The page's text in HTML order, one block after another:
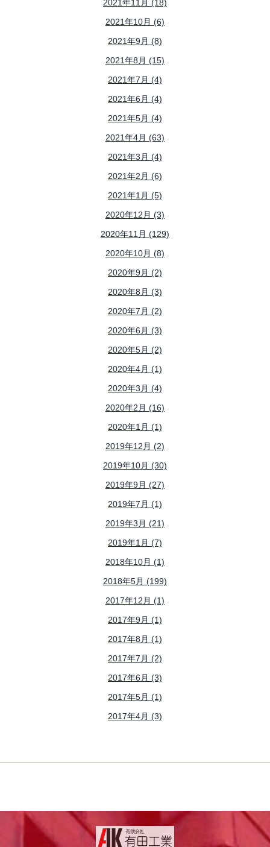
2021年11月 (18)
2021年10月 (6)
2021年9月 (8)
2021年8月 (15)
2021年7月 (4)
2021年6月 (4)
2021年5月 (4)
2021年4月 (63)
2021年3月 (4)
2021年2月 (6)
2021年1月 (5)
2020年12月 (3)
2020年11月 (129)
2020年10月 (8)
2020年9月 (2)
2020年8月 (3)
2020年7月 (2)
2020年6月 (3)
2020年5月 (2)
2020年4月 (1)
2020年3月 (4)
2020年2月 (16)
2020年1月 (1)
2019年12月 (2)
2019年10月 (30)
2019年9月 (27)
2019年7月 (1)
2019年3月 (21)
2019年1月 (7)
2018年10月 (1)
2018年5月 (199)
2017年12月 (1)
2017年9月 (1)
2017年8月 (1)
2017年7月 (2)
2017年6月 (3)
2017年5月 (1)
2017年4月 (3)